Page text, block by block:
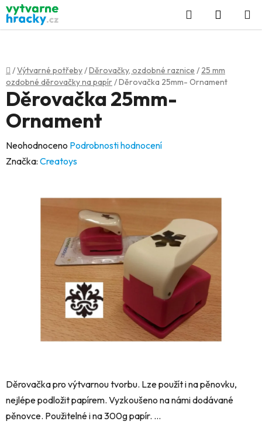
Přejít
na
obsah
Hledat
KOŠÍK
Domů
/Výtvarné potřeby/Děrovačky, ozdobné raznice / 25 mm
ozdobné děrovačky na papír/Děrovačka 25mm- Ornament
Děrovačka pro výtvarnou tvorbu. Lze použít i na pěnovku,
nejlépe podložit papírem. Vyzkoušeno na námi dodávané
pěnovce. Použitelné i na 300g papír. ...
Děrovačka 25mm-
Ornament
Průměrné
hodnocení
Neohodnoceno Podrobnosti hodnocení
Značka: Creatoys